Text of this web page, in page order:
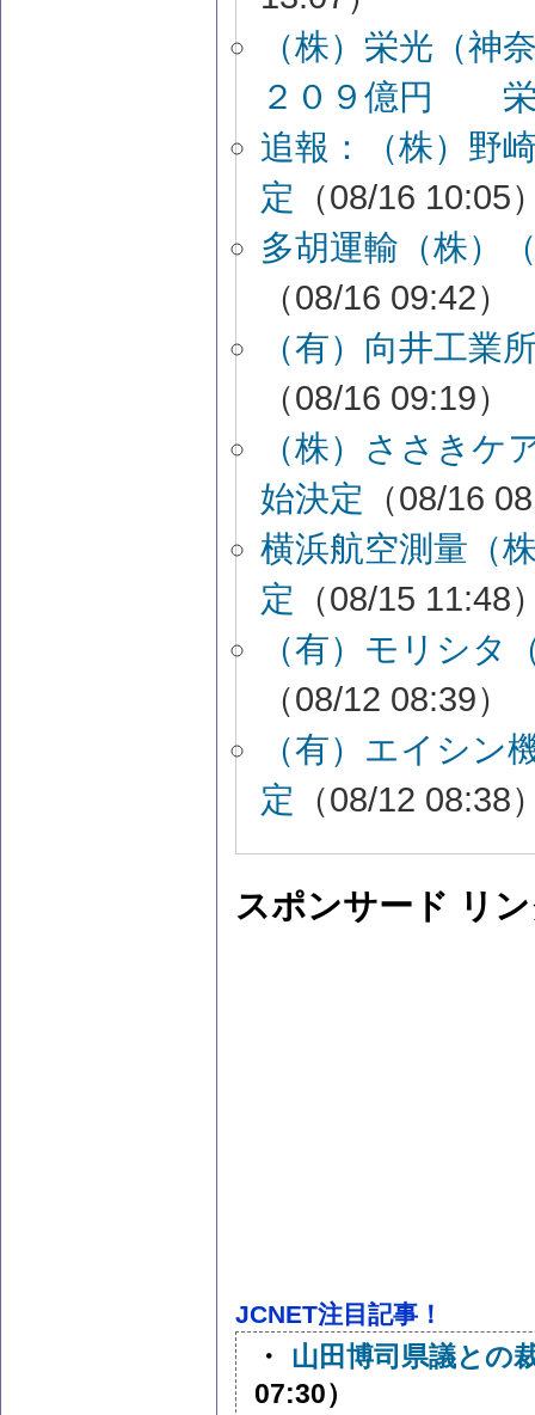
（株）栄光（
２０９億円 栄
追報：（株）野
定 （08/16 10:05
多胡運輸（株）
（08/16 09:42）
（有）向井工業
（08/16 09:19）
（株）ささきケ
始決定 （08/16
横浜航空測量（
定 （08/15 11:48
（有）モリシタ
（08/12 08:39）
（有）エイシン
定 （08/12 08:38
スポンサード リ
JCNET注目記事！
・
山田博司県議との
07:30）